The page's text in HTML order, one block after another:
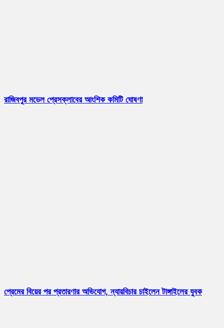
রাজিবপুর মডেল প্রেসক্লাবের আংশিক কমিটি ঘোষণা
প্রেমের বিয়ের পর প্রতারণার অভিযোগ, ন্যায়বিচার চাইলেন টাঙ্গাইলের যুবক